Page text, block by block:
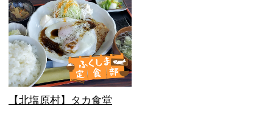
【北塩原村】タカ食堂